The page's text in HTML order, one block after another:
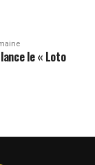
le « Loto